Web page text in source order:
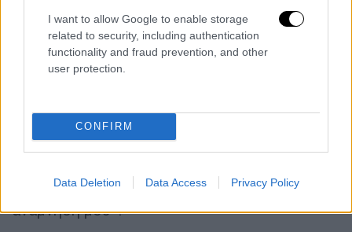
I want to allow Google to enable storage
related to security, including authentication
functionality and fraud prevention, and other
user protection.
CONFIRM
Data Deletion Data Access Privacy Policy
«Δεν έχω τελειώσει με τη ζωή»
Σημειώνεται ότι η διάσημη πρωταγωνίστρια
διαγνώστηκε για πρώτη φορά με καρκίνο του
δύσκολο ταξίδι, σε συνέντευξή της στο
PEOPLE τον Νοέμβριο αποκάλυψε ότι
ο καρκίνος έχει εξαπλωθεί στα οστά και
«ακόμα δεν έχω ζήσει την ομορφότερη
ανάμνησή μου».